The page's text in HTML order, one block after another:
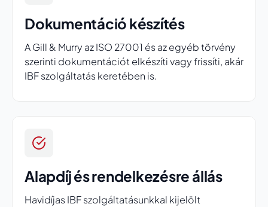
Dokumentáció készítés
A Gill & Murry az ISO 27001 és az egyéb törvény
szerinti dokumentációt elkészíti vagy frissíti, akár
IBF szolgáltatás keretében is.
Alapdíj és rendelkezésre állás
Havidíjas IBF szolgáltatásunkkal kijelölt